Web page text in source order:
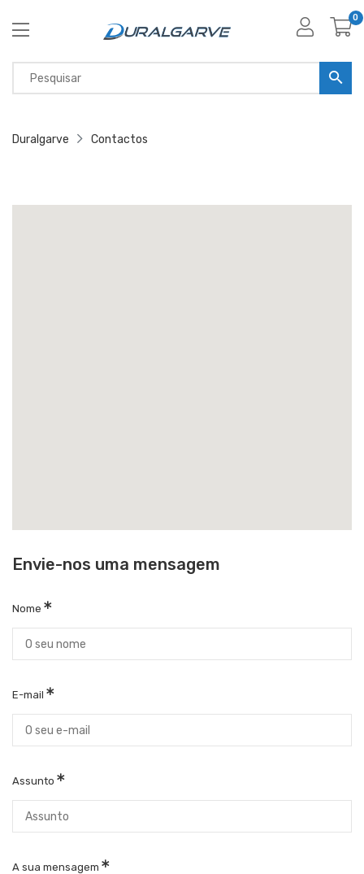
0
Duralgarve Contactos
Envie-nos uma mensagem
Nome
E-mail
Assunto
A sua mensagem